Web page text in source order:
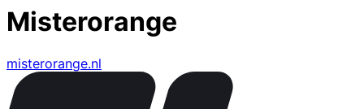
Misterorange
misterorange.nl